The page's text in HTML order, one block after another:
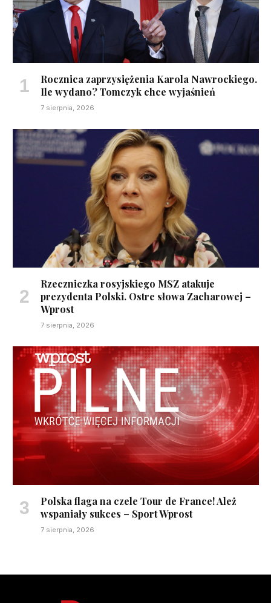
Rocznica zaprzysiężenia Karola Nawrockiego.
Ile wydano? Tomczyk chce wyjaśnień
7 sierpnia, 2026
Rzeczniczka rosyjskiego MSZ atakuje
prezydenta Polski. Ostre słowa Zacharowej –
Wprost
7 sierpnia, 2026
Polska flaga na czele Tour de France! Ależ
wspaniały sukces – Sport Wprost
7 sierpnia, 2026